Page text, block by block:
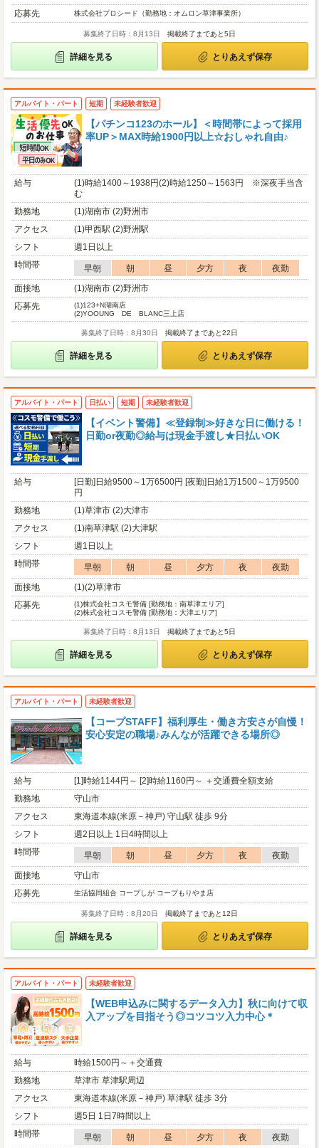
応募先
株式会社プロシード（勤務地：オムロン草津事業所）
募集終了日時：8月13日 掲載終了まであと5日
詳細を見る とりあえず保存
アルバイト・パート 短期 未経験者歓迎
【パチンコ123のホール】＜時間帯によって採用
率UP＞MAX時給1900円以上☆おしゃれ自由♪
給与
(1)時給1400～1938円(2)時給1250～1563円 ※深夜手当含
む
勤務地
(1)湖南市 (2)野洲市
アクセス
(1)甲西駅 (2)野洲駅
シフト
週1日以上
時間帯
早朝 朝 昼 夕方 夜
夜勤
面接地
(1)湖南市 (2)野洲市
応募先
(1)123+N湖南店
(2)YOOUNG DE BLANC三上店
募集終了日時：8月30日 掲載終了まであと22日
詳細を見る とりあえず保存
アルバイト・パート 日払い 短期 未経験者歓迎
【イベント警備】≪登録制≫好きな日に働ける！
日勤or夜勤◎給与は現金手渡し★日払いOK
給与
[日勤]日給9500～1万6500円 [夜勤]日給1万1500～1万9500
円
勤務地
(1)草津市 (2)大津市
アクセス
(1)南草津駅 (2)大津駅
シフト
週1日以上
時間帯
早朝 朝 昼 夕方 夜
夜勤
面接地
(1)(2)草津市
応募先
(1)株式会社コスモ警備 [勤務地：南草津エリア]
(2)株式会社コスモ警備 [勤務地：大津エリア]
募集終了日時：8月13日 掲載終了まであと5日
詳細を見る とりあえず保存
アルバイト・パート 未経験者歓迎
【コープSTAFF】福利厚生・働き方安さが自慢！
安心安定の職場♪みんなが活躍できる場所◎
給与
[1]時給1144円～ [2]時給1160円～ ＋交通費全額支給
勤務地
守山市
アクセス
東海道本線(米原－神戸) 守山駅 徒歩 9分
シフト
週2日以上 1日4時間以上
時間帯
早朝 朝 昼 夕方 夜
夜勤
面接地
守山市
応募先
生活協同組合 コープしが コープもりやま店
募集終了日時：8月20日 掲載終了まであと12日
詳細を見る とりあえず保存
アルバイト・パート 未経験者歓迎
【WEB申込みに関するデータ入力】秋に向けて収
入アップを目指そう◎コツコツ入力中心＊
給与
時給1500円～＋交通費
勤務地
草津市 草津駅周辺
アクセス
東海道本線(米原－神戸) 草津駅 徒歩 3分
シフト
週5日 1日7時間以上
時間帯
早朝 朝 昼 夕方 夜
夜勤